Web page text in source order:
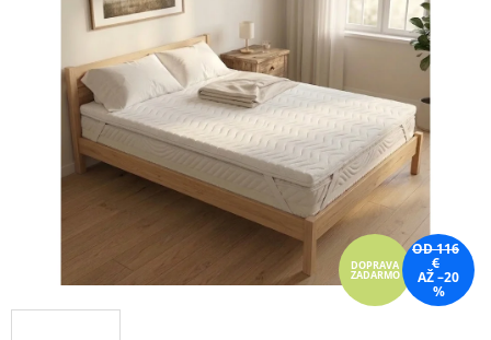
hviezdičiek.
DOPRAVA
ZADARMO
OD 116
€
AŽ –20
%